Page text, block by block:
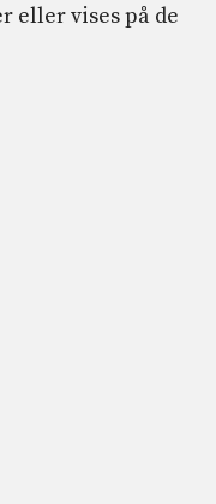
eller vises på de